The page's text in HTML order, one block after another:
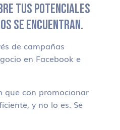
TUS POTENCIALES
SE ENCUENTRAN.
de campañas
en Facebook e
que con promocionar
y no lo es. Se